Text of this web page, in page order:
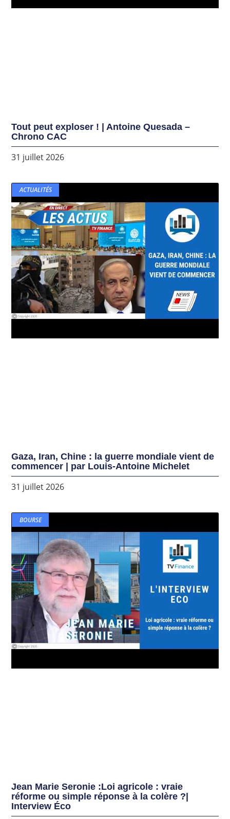
Tout peut exploser ! | Antoine Quesada –
Chrono CAC
31 juillet 2026
ACTUALITÉS
Gaza, Iran, Chine : la guerre mondiale vient de
commencer | par Louis-Antoine Michelet
31 juillet 2026
BOURSE
Jean Marie Seronie :Loi agricole : vraie
réforme ou simple réponse à la colère ?|
Interview Éco